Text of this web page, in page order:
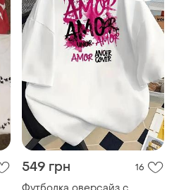
549 грн 16
Футболка оверсайз с
графическим принтом
amor
XL